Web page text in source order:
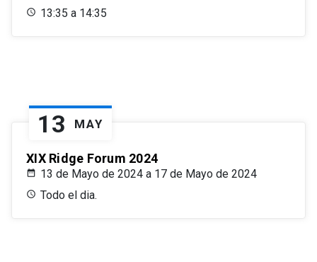
13:35 a 14:35
13 MAY
XIX Ridge Forum 2024
13 de Mayo de 2024 a 17 de Mayo de 2024
Todo el dia.